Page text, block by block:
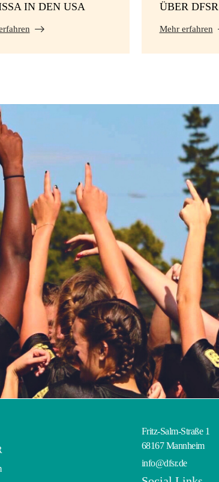
IN DEN USA ÜBER DFSR
Mehr erfahren
Fritz-Salm-Straße 1
68167 Mannheim
info@dfsr.de